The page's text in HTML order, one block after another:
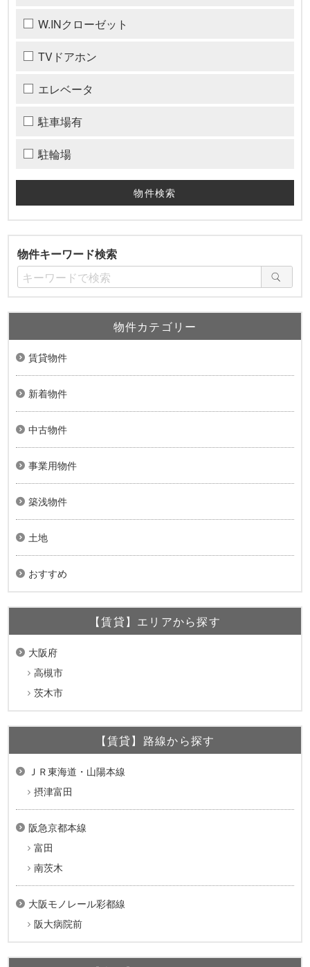
W.INクローゼット
TVドアホン
エレベータ
駐車場有
駐輪場
物件キーワード検索
物件カテゴリー
賃貸物件
新着物件
中古物件
事業用物件
築浅物件
土地
おすすめ
【賃貸】エリアから探す
大阪府
高槻市
茨木市
【賃貸】路線から探す
ＪＲ東海道・山陽本線
摂津富田
阪急京都本線
富田
南茨木
大阪モノレール彩都線
阪大病院前